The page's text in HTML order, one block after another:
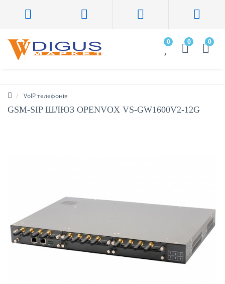
0 0 0
VoIP телефонія
GSM-SIP ШЛЮЗ OPENVOX VS-GW1600V2-12G